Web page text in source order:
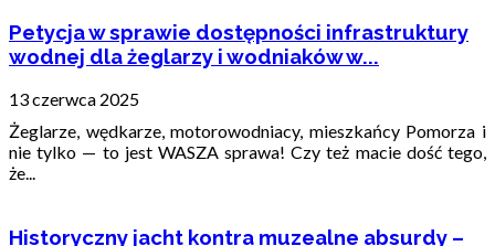
Petycja w sprawie dostępności infrastruktury
wodnej dla żeglarzy i wodniaków w...
13 czerwca 2025
Żeglarze, wędkarze, motorowodniacy, mieszkańcy Pomorza i
nie tylko — to jest WASZA sprawa! Czy też macie dość tego,
że...
Historyczny jacht kontra muzealne absurdy –